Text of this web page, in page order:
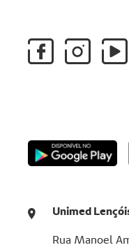
Unimed
Siga